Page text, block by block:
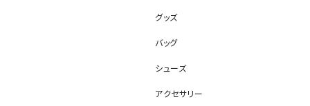
グッズ
バッグ
シューズ
アクセサリー